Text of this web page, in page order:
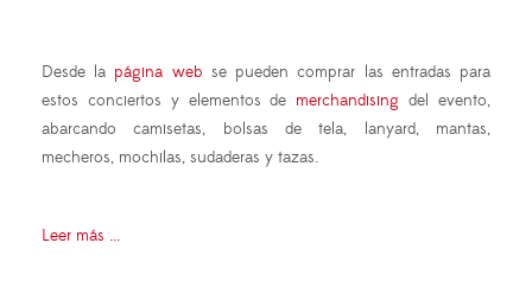
Desde la página web se pueden comprar las entradas para
estos conciertos y elementos de merchandising del evento,
abarcando camisetas, bolsas de tela, lanyard, mantas,
mecheros, mochilas, sudaderas y tazas.
Leer más ...